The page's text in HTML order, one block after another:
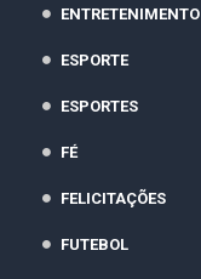
ENTRETENIMENTO
ESPORTE
ESPORTES
FÉ
FELICITAÇÕES
FUTEBOL